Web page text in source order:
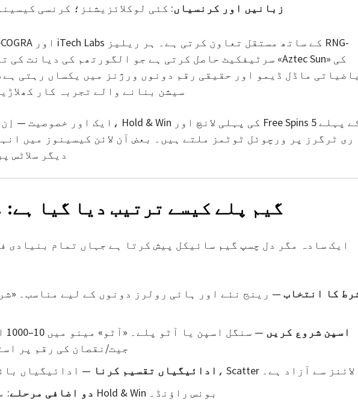
زبانیں اور کرنسیاں: کئی لوکلائزیشنز؛ کرنسی
ماڈل ڈیمو اور حقیقی رقم دونوں ورژنز میں یکساں رہتی
سیشن بنانے والے تجربہ کار
ری ٹرگرز پر ورچوئل ٹوٹمز ملتے ہیں۔ بعض آن لائن کیسینوز میں
دیگر سلاٹس
گیم پلے کیسے ترتیب دیا گیا
کا انتخاب — رینج نئے اور ہائی رولرز دونوں کے لیے مناسب۔
اسپن شروع کریں
جیت/نقصان کی رقم پر
ادائیگیاں تقسیم کرنا
— ادائیگیاں بائیں سے دائیں شمار ہوتی ہیں، Scatter لائنز سے آزاد ہے۔
دو اضافی مرحلے
: مفت اسپنز («فری اسپنز») اور Hold & Win بونس راؤنڈ۔